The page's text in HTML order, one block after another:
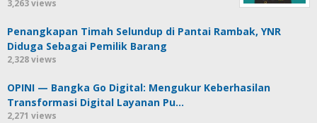
3,263 views
Penangkapan Timah Selundup di Pantai Rambak, YNR
Diduga Sebagai Pemilik Barang
2,328 views
OPINI — Bangka Go Digital: Mengukur Keberhasilan
Transformasi Digital Layanan Pu…
2,271 views